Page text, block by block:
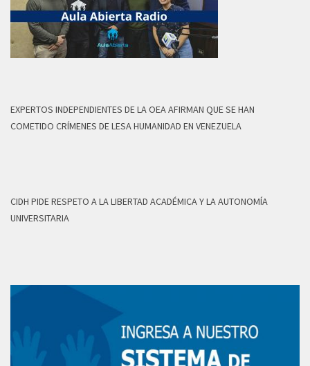
EXPERTOS INDEPENDIENTES DE LA OEA AFIRMAN QUE SE HAN
COMETIDO CRÍMENES DE LESA HUMANIDAD EN VENEZUELA
CIDH PIDE RESPETO A LA LIBERTAD ACADÉMICA Y LA AUTONOMÍA
UNIVERSITARIA